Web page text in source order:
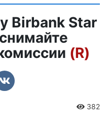
Birbank Star
(R)
382